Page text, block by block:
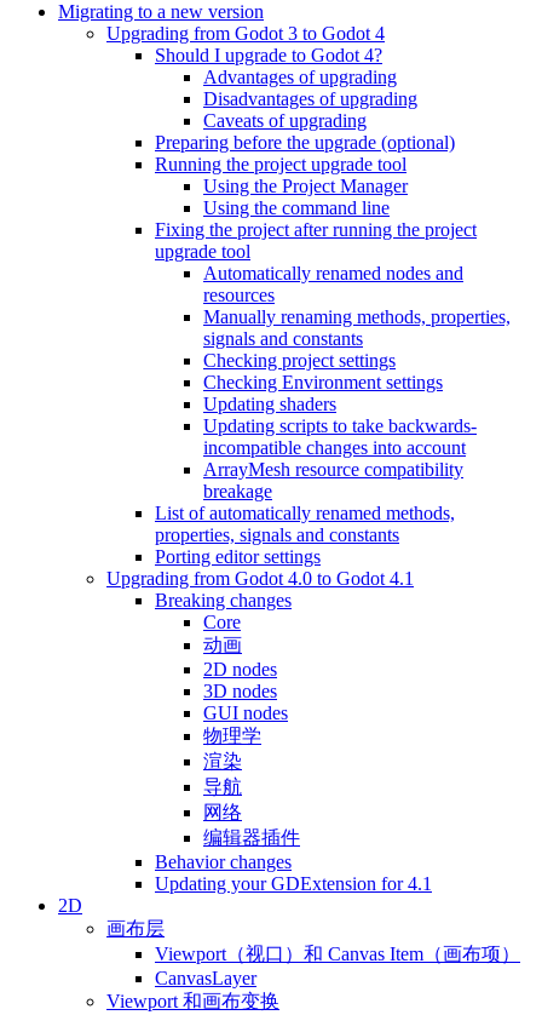
Migrating to a new version
Upgrading from Godot 3 to Godot 4
Should I upgrade to Godot 4?
Advantages of upgrading
Disadvantages of upgrading
Caveats of upgrading
Preparing before the upgrade (optional)
Running the project upgrade tool
Using the Project Manager
Using the command line
Fixing the project after running the project
upgrade tool
Automatically renamed nodes and
resources
Manually renaming methods, properties,
signals and constants
Checking project settings
Checking Environment settings
Updating shaders
Updating scripts to take backwards-
incompatible changes into account
ArrayMesh resource compatibility
breakage
List of automatically renamed methods,
properties, signals and constants
Porting editor settings
Upgrading from Godot 4.0 to Godot 4.1
Breaking changes
Core
动画
2D nodes
3D nodes
GUI nodes
物理学
渲染
导航
网络
编辑器插件
Behavior changes
Updating your GDExtension for 4.1
2D
画布层
Viewport（视口）和 Canvas Item（画布项）
CanvasLayer
Viewport 和画布变换